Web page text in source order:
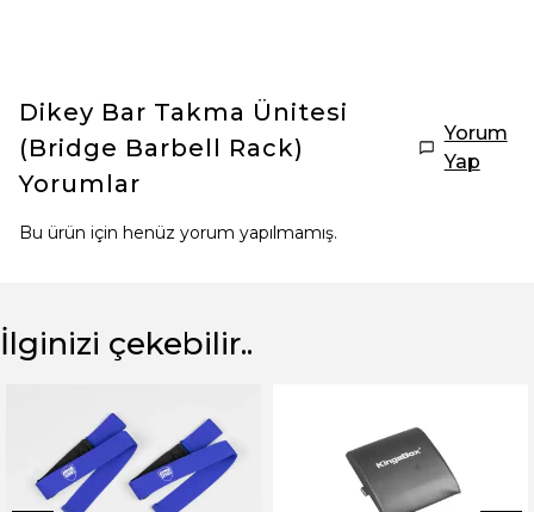
Dikey Bar Takma Ünitesi
(Bridge Barbell Rack)
Yorumlar
Yorum
Yap
Bu ürün için henüz yorum yapılmamış.
İlginizi çekebilir..